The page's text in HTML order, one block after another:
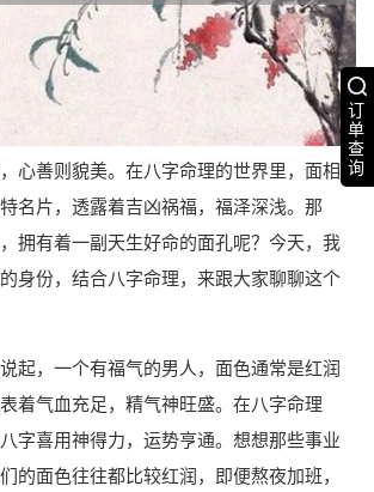
订
单
查
询
心善则貌美。在八字命理的世界里，面相
名片，透露着吉凶祸福，福泽深浅。那
拥有着一副天生好命的面孔呢？今天，我
身份，结合八字命理，来跟大家聊聊这个
起，一个有福气的男人，面色通常是红润
着气血充足，精气神旺盛。在八字命理
字喜用神得力，运势亨通。想想那些事业
的面色往往都比较红润，即便熬夜加班，